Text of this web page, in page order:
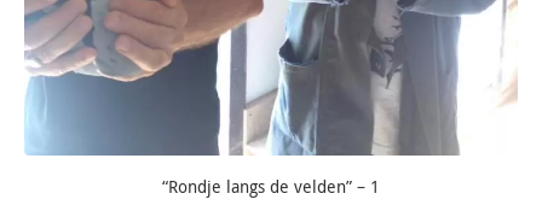
“Rondje langs de velden” – 1